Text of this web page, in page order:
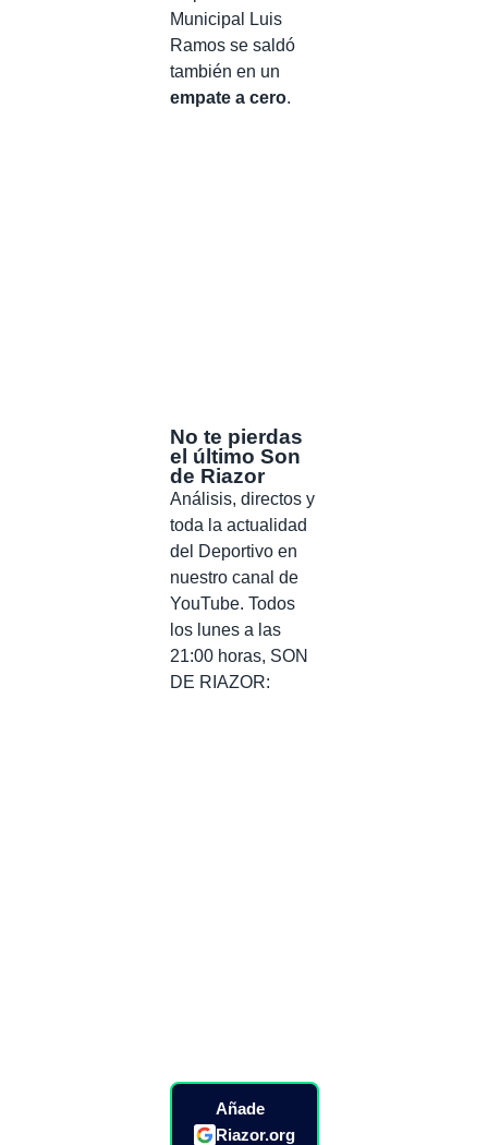
Municipal Luis
Ramos se saldó
también en un
empate a cero.
No te pierdas
el último Son
de Riazor
Análisis, directos y
toda la actualidad
del Deportivo en
nuestro canal de
YouTube. Todos
los lunes a las
21:00 horas, SON
DE RIAZOR:
Añade
Riazor.org